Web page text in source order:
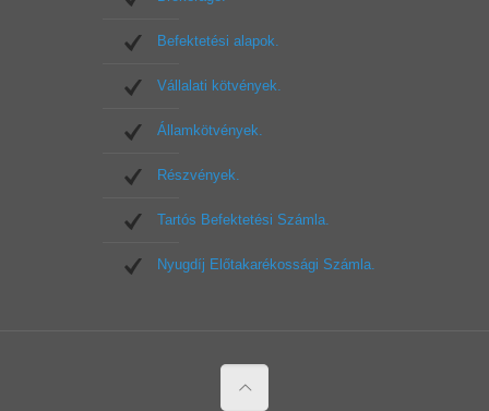
Befektetési alapok.
Vállalati kötvények.
Államkötvények.
Részvények.
Tartós Befektetési Számla.
Nyugdíj Előtakarékossági Számla.